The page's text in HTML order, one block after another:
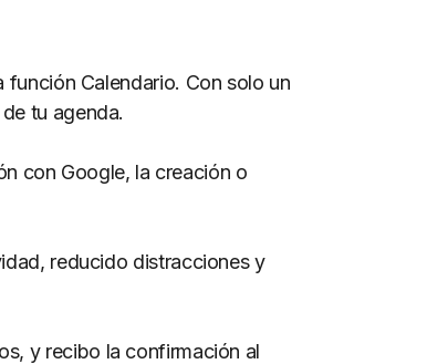
función Calendario. Con solo un
tu agenda.
con Google, la creación o
reducido distracciones y
y recibo la confirmación al